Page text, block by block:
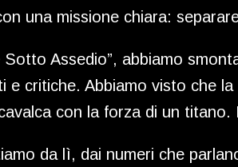
una missione chiara:
Sotto Assedio”, abbiamo
e critiche. Abbiamo visto che
con la forza di un
da lì, dai numeri che